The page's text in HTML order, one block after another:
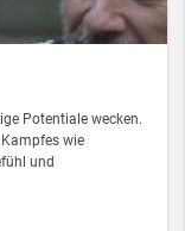
Potentiale wecken.
wie
und